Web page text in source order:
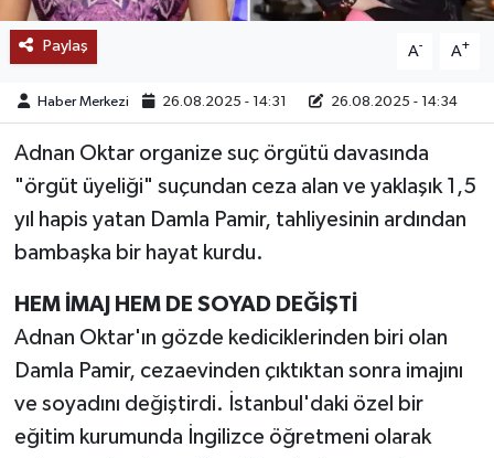
Paylaş A- A+
Haber Merkezi 26.08.2025 - 14:31 26.08.2025 - 14:34
Adnan Oktar organize suç örgütü davasında
"örgüt üyeliği" suçundan ceza alan ve yaklaşık 1,5
yıl hapis yatan Damla Pamir, tahliyesinin ardından
bambaşka bir hayat kurdu.
HEM İMAJ HEM DE SOYAD DEĞİŞTİ
Adnan Oktar'ın gözde kediciklerinden biri olan
Damla Pamir, cezaevinden çıktıktan sonra imajını
ve soyadını değiştirdi. İstanbul'daki özel bir
eğitim kurumunda İngilizce öğretmeni olarak
DÜNYA
MEDYA
OTOMOTİV
TEKNOLOJİ
YAŞAM
KÜLTÜR SANAT